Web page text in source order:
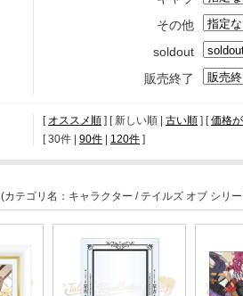
その他
soldout
販売終了
[ オススメ順 ] [ 新しい順 | 古い順 ] [価格
[ 30件 90件 120件 ]
(カテゴリ名：キャラクター / テイルズ オブ シリ